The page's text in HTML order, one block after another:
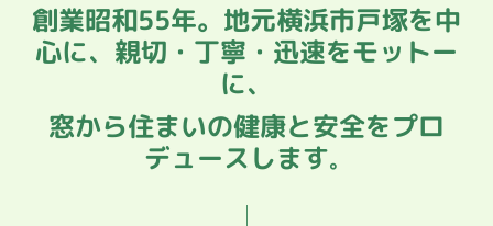
創業昭和55年。地元横浜市戸塚を中
心に、親切・丁寧・迅速をモットー
に、
窓から住まいの健康と安全をプロ
デュースします。